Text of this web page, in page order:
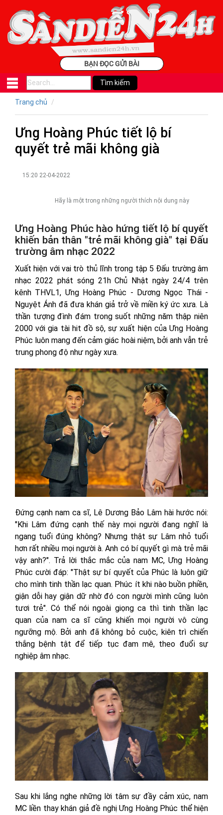
BẠN ĐỌC GỬI BÀI
Trang chủ
Ưng Hoàng Phúc tiết lộ bí
quyết trẻ mãi không già
15:20 22-04-2022
Hãy là một trong những người thích nội dung này
Ưng Hoàng Phúc hào hứng tiết lộ bí quyết
khiến bản thân "trẻ mãi không già" tại Đấu
trường âm nhạc 2022
Xuất hiện với vai trò thủ lĩnh trong tập 5 Đấu trường âm
nhạc 2022 phát sóng 21h Chủ Nhật ngày 24/4 trên
kênh THVL1, Ưng Hoàng Phúc - Dương Ngọc Thái -
Nguyệt Ánh đã đưa khán giả trở về miền ký ức xưa. Là
thần tượng đình đám trong suốt những năm thập niên
2000 với gia tài hit đồ sộ, sự xuất hiện của Ưng Hoàng
Phúc luôn mang đến cảm giác hoài niệm, bởi anh vẫn trẻ
trung phong độ như ngày xưa.
Đứng cạnh nam ca sĩ, Lê Dương Bảo Lâm hài hước nói:
"Khi Lâm đứng cạnh thế này mọi người đang nghĩ là
ngang tuổi đúng không? Nhưng thật sự Lâm nhỏ tuổi
hơn rất nhiều mọi người à. Anh có bí quyết gì mà trẻ mãi
vậy anh?". Trả lời thắc mắc của nam MC, Ưng Hoàng
Phúc cười đáp: "Thật sự bí quyết của Phúc là luôn giữ
cho mình tinh thần lạc quan. Phúc ít khi nào buồn phiền,
giận dỗi hay giận dữ nhờ đó con người mình cũng luôn
tươi trẻ". Có thể nói ngoài giọng ca thì tinh thần lạc
quan của nam ca sĩ cũng khiến mọi người vô cùng
ngưỡng mộ. Bởi anh đã không bỏ cuộc, kiên trì chiến
thắng bệnh tật để tiếp tục đam mê, theo đuổi sự
nghiệp âm nhạc.
Sau khi lắng nghe những lời tâm sự đầy cảm xúc, nam
MC liền thay khán giả đề nghị Ưng Hoàng Phúc thể hiện